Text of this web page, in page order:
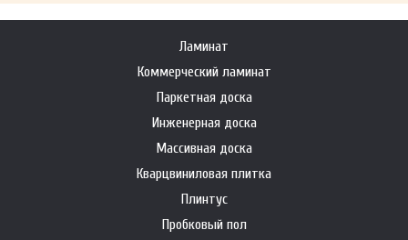
Ламинат
Коммерческий ламинат
Паркетная доска
Инженерная доска
Массивная доска
Кварцвиниловая плитка
Плинтус
Пробковый пол